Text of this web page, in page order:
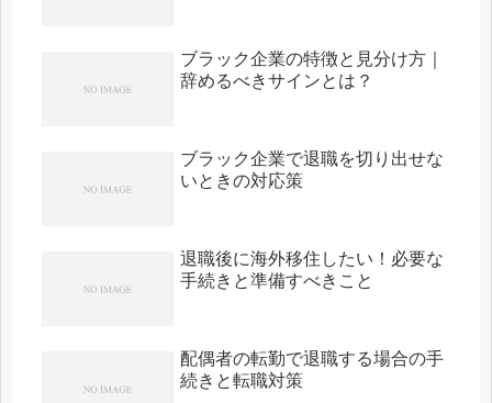
ブラック企業の特徴と見分け方｜
辞めるべきサインとは？
ブラック企業で退職を切り出せな
いときの対応策
退職後に海外移住したい！必要な
手続きと準備すべきこと
配偶者の転勤で退職する場合の手
続きと転職対策